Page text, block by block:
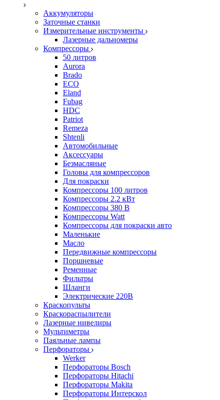
Аккумуляторы
Заточные станки
Измерительные инструменты
Лазерные дальномеры
Компрессоры
50 литров
Aurora
Brado
ECO
Eland
Fubag
HDC
Patriot
Remeza
Shtenli
Автомобильные
Аксессуары
Безмасляные
Головы для компрессоров
Для покраски
Компрессоры 100 литров
Компрессоры 2.2 кВт
Компрессоры 380 В
Компрессоры Watt
Компрессоры для покраски авто
Маленькие
Масло
Передвижные компрессоры
Поршневые
Ременные
Фильтры
Шланги
Электрические 220В
Краскопульты
Краскораспылители
Лазерные нивелиры
Мультиметры
Паяльные лампы
Перфораторы
Werker
Перфораторы Bosch
Перфораторы Hitachi
Перфораторы Makita
Перфораторы Интерскол